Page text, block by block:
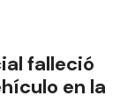
falleció
en la